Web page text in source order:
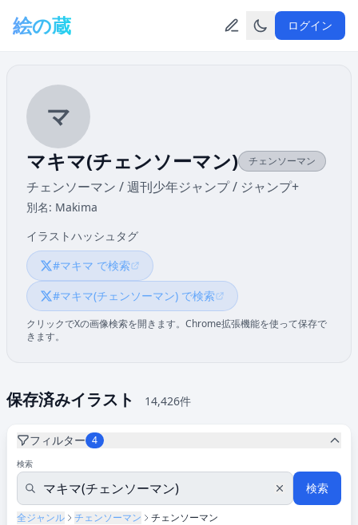
絵の蔵 ログイン
マ
マキマ(チェンソーマン) チェンソーマン
チェンソーマン / 週刊少年ジャンプ / ジャンプ+
別名: Makima
イラストハッシュタグ
#マキマ で検索
#マキマ(チェンソーマン) で検索
クリックでXの画像検索を開きます。Chrome拡張機能を使って保存で
きます。
保存済みイラスト 14,426件
フィルター 4
検索
検索
全ジャンル チェンソーマン チェンソーマン